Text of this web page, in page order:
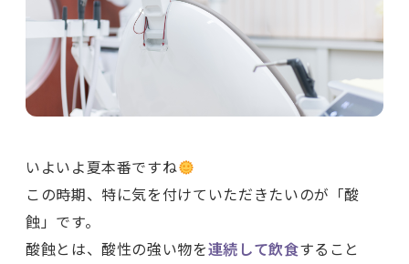
いよいよ夏本番ですね
この時期、特に気を付けていただきたいのが「酸
蝕」です。
酸蝕とは、酸性の強い物を連続して飲食すること